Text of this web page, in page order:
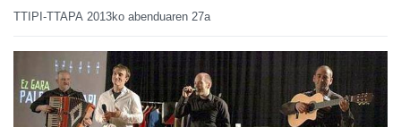
TTIPI-TTAPA 2013ko abenduaren 27a